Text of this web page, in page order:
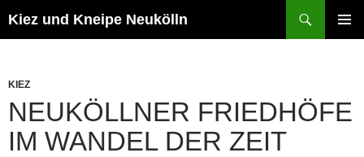
Inhalt
Kiez und Kneipe Neukölln
KIEZ
NEUKÖLLNER FRIEDHÖFE
IM WANDEL DER ZEIT